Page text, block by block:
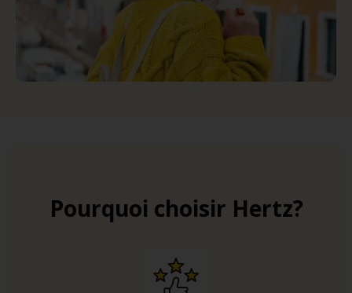
Pourquoi choisir Hertz?